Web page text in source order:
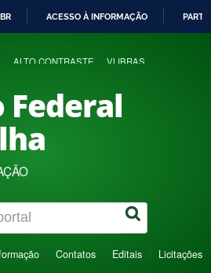
ACESSO À INFORMAÇÃO
ALTO CONTRASTE VLIBRAS
Contatos Editais Licitações